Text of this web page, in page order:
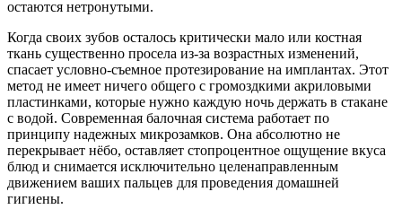
остаются нетронутыми.
Когда своих зубов осталось критически мало или костная
ткань существенно просела из-за возрастных изменений,
спасает условно-съемное протезирование на имплантах. Этот
метод не имеет ничего общего с громоздкими акриловыми
пластинками, которые нужно каждую ночь держать в стакане
с водой. Современная балочная система работает по
принципу надежных микрозамков. Она абсолютно не
перекрывает нёбо, оставляет стопроцентное ощущение вкуса
блюд и снимается исключительно целенаправленным
движением ваших пальцев для проведения домашней
гигиены.